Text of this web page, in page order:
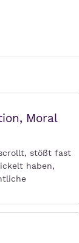
Moral
stößt fast
haben,